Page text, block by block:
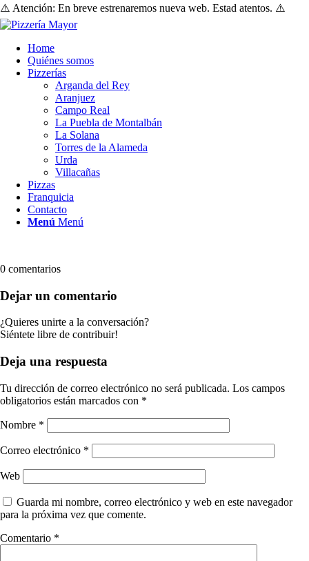
⚠️ Atención: En breve estrenaremos nueva web. Estad atentos. ⚠️
Home
Quiénes somos
Pizzerías
Arganda del Rey
Aranjuez
Campo Real
La Puebla de Montalbán
La Solana
Torres de la Alameda
Urda
Villacañas
Pizzas
Franquicia
Contacto
Menú Menú
0 comentarios
Dejar un comentario
¿Quieres unirte a la conversación?
Siéntete libre de contribuir!
Deja una respuesta
Tu dirección de correo electrónico no será publicada. Los campos
obligatorios están marcados con *
Nombre *
Correo electrónico *
Web
Guarda mi nombre, correo electrónico y web en este navegador
para la próxima vez que comente.
Comentario *